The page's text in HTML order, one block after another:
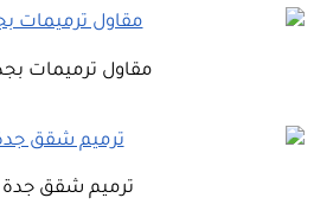
مقاول ترميمات
ترميم شقق جدة